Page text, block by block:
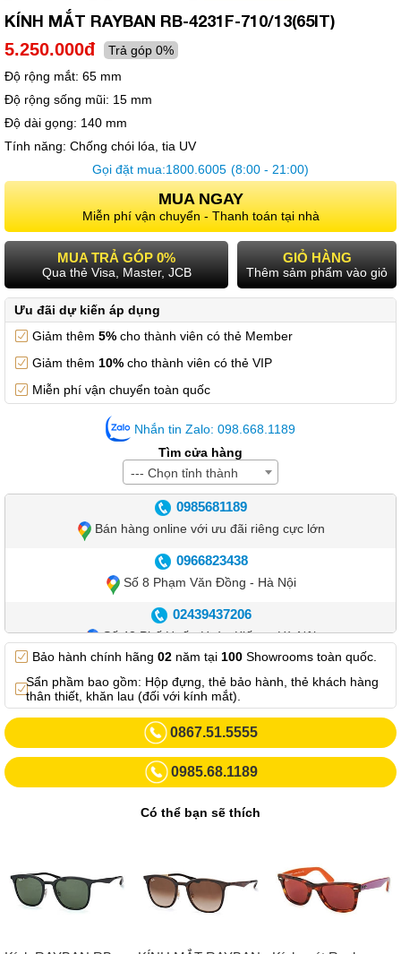
KÍNH MẮT RAYBAN RB-4231F-710/13(65IT)
5.250.000đ
Trả góp 0%
Độ rộng mắt: 65 mm
Độ rộng sống mũi: 15 mm
Độ dài gọng: 140 mm
Tính năng: Chống chói lóa, tia UV
Gọi đặt mua:1800.6005 (8:00 - 21:00)
MUA NGAY
Miễn phí vận chuyển - Thanh toán tại nhà
MUA TRẢ GÓP 0%
Qua thẻ Visa, Master, JCB
GIỎ HÀNG
Thêm sảm phẩm vào giỏ
Ưu đãi dự kiến áp dụng
Giảm thêm 5% cho thành viên có thẻ Member
Giảm thêm 10% cho thành viên có thẻ VIP
Miễn phí vận chuyển toàn quốc
Nhắn tin Zalo: 098.668.1189
Tìm cửa hàng
--- Chọn tỉnh thành
0985681189
Bán hàng online với ưu đãi riêng cực lớn
0966823438
Số 8 Phạm Văn Đồng - Hà Nội
02439437206
Số 42 Phố Huế - Hoàn Kiếm – Hà Nội
0982.769.887
Showroom 3: Số 87 Trương Định - Hai Bà Trưng - Hà Nội.
0969102552
Số 55 Trần Đăng Ninh – Cầu Giấy – Hà Nội
0963264832
02432232319
Số 413 Quang Trung - Hà Đông - Hà Nội
Bảo hành chính hãng 02 năm tại 100 Showrooms toàn quốc.
Sẩn phầm bao gồm: Hộp đựng, thẻ bảo hành, thẻ khách hàng
thân thiết, khăn lau (đối với kính mắt).
0867.51.5555
0985.68.1189
Có thể bạn sẽ thích